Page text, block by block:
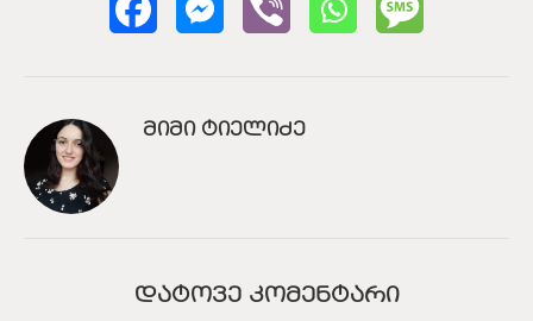
ᲛᲘᲛᲘ ᲢᲘᲔᲚᲘᲫᲔ
ᲓᲐᲢᲝᲕᲔ ᲙᲝᲛᲔᲜᲢᲐᲠᲘ